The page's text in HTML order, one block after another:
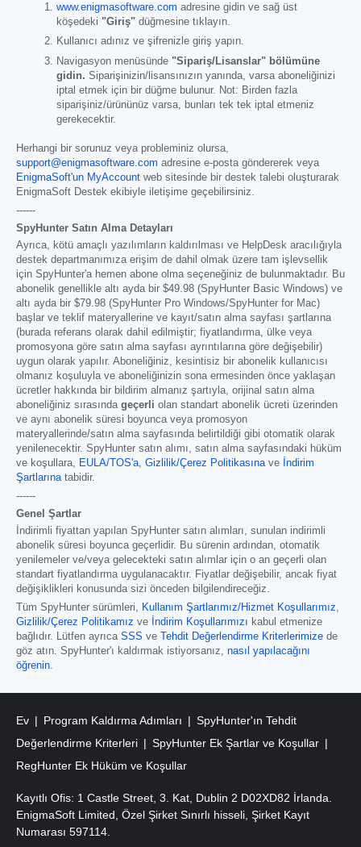
www.enigmasoftware.com adresine gidin ve sağ üst
köşedeki "Giriş" düğmesine tıklayın.
Kullanıcı adınız ve şifrenizle giriş yapın.
Navigasyon menüsünde "Sipariş/Lisanslar" bölümüne
gidin. Siparişinizin/lisansınızın yanında, varsa aboneliğinizi
iptal etmek için bir düğme bulunur. Not: Birden fazla
siparişiniz/ürününüz varsa, bunları tek tek iptal etmeniz
gerekecektir.
Herhangi bir sorunuz veya probleminiz olursa,
support@enigmasoftware.com adresine e-posta göndererek veya
EnigmaSoft'un MyAccount web sitesinde bir destek talebi oluşturarak
EnigmaSoft Destek ekibiyle iletişime geçebilirsiniz.
------
SpyHunter Satın Alma Detayları
Ayrıca, kötü amaçlı yazılımların kaldırılması ve HelpDesk aracılığıyla
destek departmanımıza erişim de dahil olmak üzere tam işlevsellik
için SpyHunter'a hemen abone olma seçeneğiniz de bulunmaktadır. Bu
abonelik genellikle altı ayda bir $49.98 (SpyHunter Basic Windows) ve
altı ayda bir $79.98 (SpyHunter Pro Windows/SpyHunter for Mac)
başlar ve teklif materyallerine ve kayıt/satın alma sayfası şartlarına
(burada referans olarak dahil edilmiştir; fiyatlandırma, ülke veya
promosyona göre satın alma sayfası ayrıntılarına göre değişebilir)
uygun olarak yapılır. Aboneliğiniz, kesintisiz bir abonelik kullanıcısı
olmanız koşuluyla ve aboneliğinizin sona ermesinden önce yaklaşan
ücretler hakkında bir bildirim almanız şartıyla, orijinal satın alma
aboneliğiniz sırasında geçerli olan standart abonelik ücreti üzerinden
ve aynı abonelik süresi boyunca veya promosyon
materyallerinde/satın alma sayfasında belirtildiği gibi otomatik olarak
yenilenecektir. SpyHunter satın alımı, satın alma sayfasındaki hüküm
ve koşullara,
EULA/TOS'a Gizlilik/Çerez Politikasına ve İndirim
Şartlarına tabidir.
------
Genel Şartlar
İndirimli fiyattan yapılan SpyHunter satın alımları, sunulan indirimli
abonelik süresi boyunca geçerlidir. Bu sürenin ardından, otomatik
yenilemeler ve/veya gelecekteki satın alımlar için o an geçerli olan
standart fiyatlandırma uygulanacaktır. Fiyatlar değişebilir, ancak fiyat
değişiklikleri konusunda sizi önceden bilgilendireceğiz.
Tüm SpyHunter sürümleri
Kullanım Şartlarımız/Hizmet Koşullarımız
Gizlilik/Çerez Politikamız ve İndirim Koşullarımızı kabul etmenize
bağlıdır. Lütfen ayrıca SSS ve Tehdit Değerlendirme Kriterlerimize de
göz atın. SpyHunter'ı kaldırmak istiyorsanız, nasıl yapılacağını
öğrenin
Ev Program Kaldırma Adımları
SpyHunter'ın Tehdit
Değerlendirme Kriterleri
SpyHunter Ek Şartlar ve Koşullar
RegHunter Ek Hüküm ve Koşullar
Kayıtlı Ofis: 1 Castle Street, 3. Kat, Dublin 2 D02XD82 İrlanda.
EnigmaSoft Limited, Özel Şirket Sınırlı hisseli, Şirket Kayıt
Numarası 597114.